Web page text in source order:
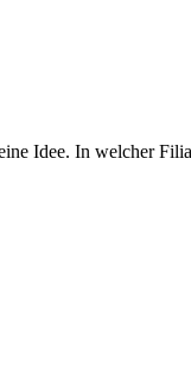
Idee. In welcher